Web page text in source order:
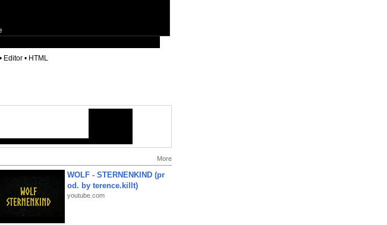
• Editor • HTML
More
WOLF - STERNENKIND (pr
od. by terence.killt)
youtube.com